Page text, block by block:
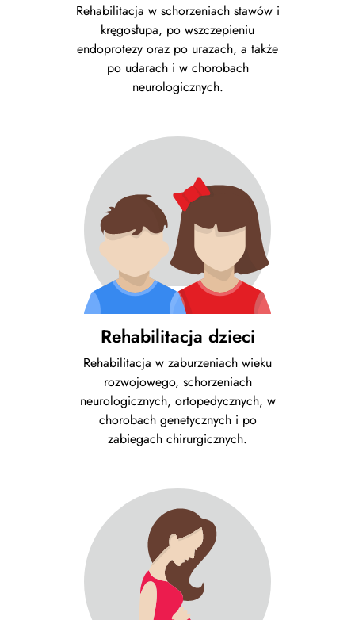
Rehabilitacja w schorzeniach stawów i
kręgosłupa, po wszczepieniu
endoprotezy oraz po urazach, a także
po udarach i w chorobach
neurologicznych.
Rehabilitacja dzieci
Rehabilitacja w zaburzeniach wieku
rozwojowego, schorzeniach
neurologicznych, ortopedycznych, w
chorobach genetycznych i po
zabiegach chirurgicznych.